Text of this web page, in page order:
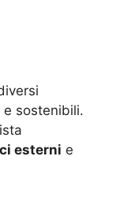
sostenibili.
esterni e